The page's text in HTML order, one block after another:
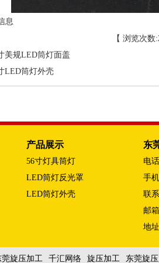
息
【 浏览次数:
美规LED筒灯面盖
LED筒灯外壳
产品展示
56寸灯具筒灯
LED筒灯反光罩
LED筒灯外壳
东
电
手
联
邮
地
莞旋压加工 千汇网络 旋压加工 东莞旋